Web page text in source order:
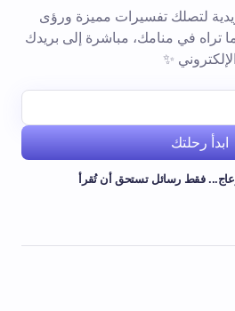
لتصلك تفسيرات مميزة ورؤى
تراه في منامك، مباشرة إلى بريدك
الإلكتروني ✨
ابدأ رحلتك
فقط رسائل تستحق أن تُقرأ